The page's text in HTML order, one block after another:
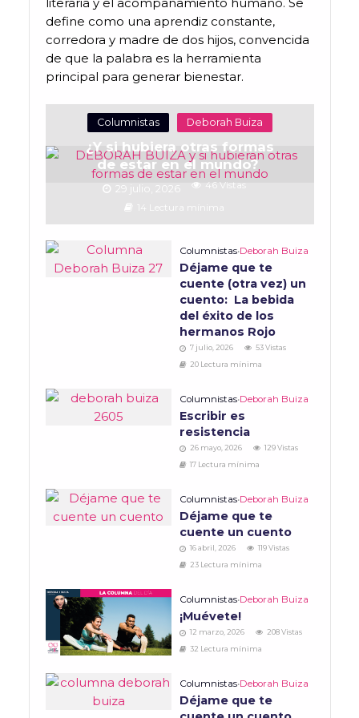
define como una aprendiz constante,
corredora y madre de dos hijos, convencida
de que la palabra es la herramienta
principal para generar bienestar.
Columnistas Deborah Buiza
¿Y si hubiera otras formas
de estar en el mundo?
29 julio, 2026
46 Vistas
14 Lectura mínima
Columnistas•Deborah Buiza
Déjame que te
cuente (otra vez) un
cuento: La bebida
del éxito de los
hermanos Rojo
7 julio, 2026
53 Vistas
20 Lectura mínima
Columnistas•Deborah Buiza
Escribir es
resistencia
26 mayo, 2026
129 Vistas
17 Lectura mínima
Columnistas•Deborah Buiza
Déjame que te
cuente un cuento
16 abril, 2026
119 Vistas
23 Lectura mínima
Columnistas•Deborah Buiza
¡Muévete!
12 marzo, 2026
208 Vistas
32 Lectura mínima
Columnistas•Deborah Buiza
Déjame que te